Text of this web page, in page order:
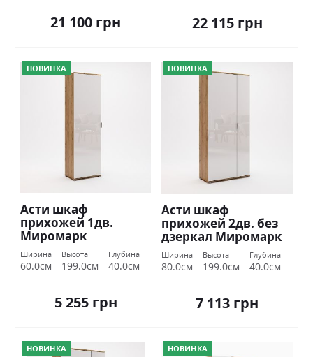
21 100 грн 22 115 грн
НОВИНКА
Асти шкаф
прихожей 1дв.
Миромарк
Ширина
60.0см
Высота
199.0см
Глубина
40.0см
5 255 грн
НОВИНКА
Асти шкаф
прихожей 2дв. без
дзеркал Миромарк
Ширина
80.0см
Высота
199.0см
Глубина
40.0см
7 113 грн
НОВИНКА НОВИНКА